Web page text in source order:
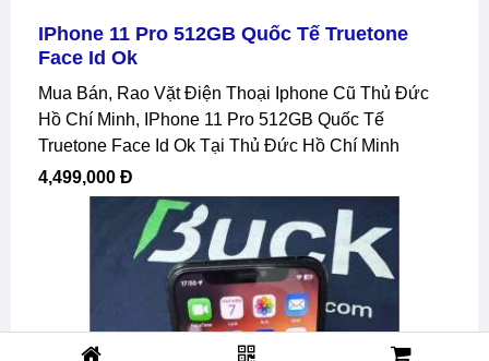
IPhone 11 Pro 512GB Quốc Tế Truetone
Face Id Ok
Mua Bán, Rao Vặt Điện Thoại Iphone Cũ Thủ Đức
Hồ Chí Minh, IPhone 11 Pro 512GB Quốc Tế
Truetone Face Id Ok Tại Thủ Đức Hồ Chí Minh
4,499,000 Đ